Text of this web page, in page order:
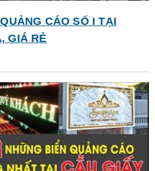
CÁO SỐ I TẠI
GIÁ RẺ